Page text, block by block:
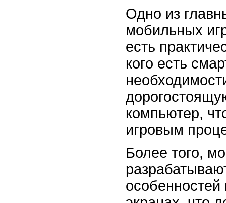
Одно из
мобильных
есть
кого есть
компьютер,
игровым
Более того,